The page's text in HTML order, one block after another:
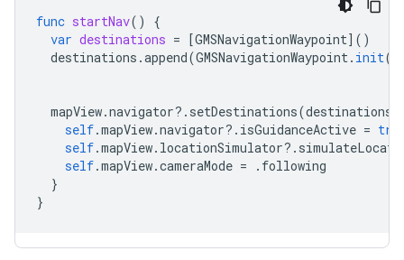
func startNav()
{
var destinations = [GMSNavigationWaypoint]()
destinations .append(GMSNavigationWaypoint. init(
mapView.navigator?. setDestinations(destinations
self.mapView.navigator?. isGuidanceActive =
self.mapView. locationSimulator?.
self.mapView.cameraMode = . following
}
}